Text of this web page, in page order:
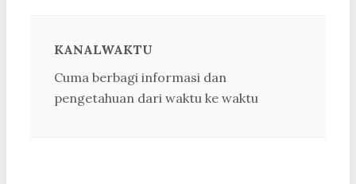
KANALWAKTU
Cuma berbagi informasi dan
pengetahuan dari waktu ke waktu